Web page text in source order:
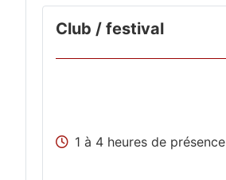
Club / festival
1 à 4 heures de présence